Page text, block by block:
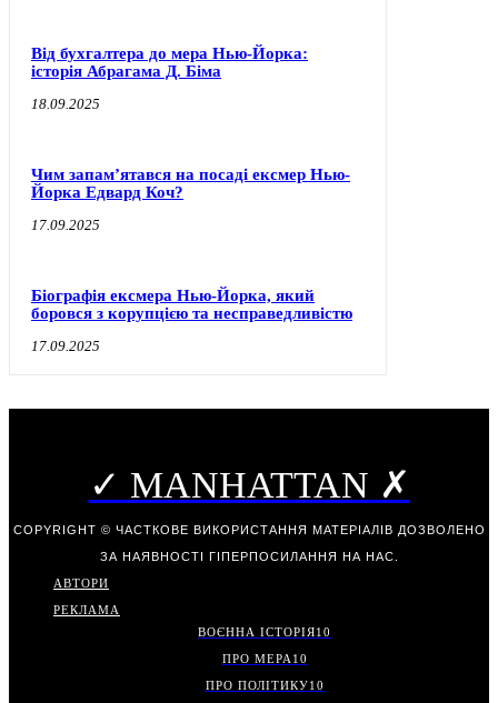
Від бухгалтера до мера Нью-Йорка:
історія Абрагама Д. Біма
18.09.2025
Чим запам’ятався на посаді ексмер Нью-
Йорка Едвард Коч?
17.09.2025
Біографія ексмера Нью-Йорка, який
боровся з корупцією та несправедливістю
17.09.2025
✓ MANHATTAN ✗
COPYRIGHT © ЧАСТКОВЕ ВИКОРИСТАННЯ МАТЕРІАЛІВ ДОЗВОЛЕНО
ЗА НАЯВНОСТІ ГІПЕРПОСИЛАННЯ НА НАС.
АВТОРИ
РЕКЛАМА
ВОЄННА ІСТОРІЯ10
ПРО МЕРА10
ПРО ПОЛІТИКУ10